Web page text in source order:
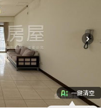
一鍵清空